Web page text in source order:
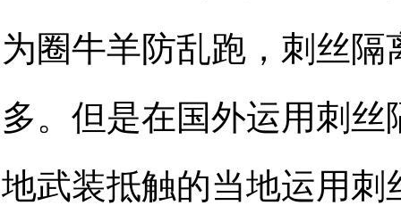
为圈牛羊防乱跑，刺丝
多。但是在国外运用刺
地武装抵触的当地运用